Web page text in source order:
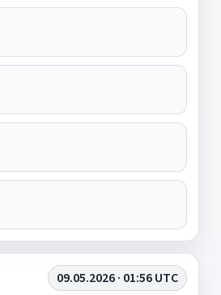
09.05.2026 · 01:56 UTC